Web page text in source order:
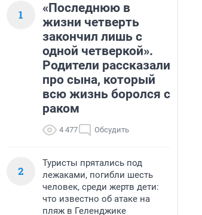
1
«Последнюю в
жизни четверть
закончил лишь с
одной четверкой».
Родители рассказали
про сына, который
всю жизнь боролся с
раком
4 477 Обсудить
2
Туристы прятались под
лежаками, погибли шесть
человек, среди жертв дети:
что известно об атаке на
пляж в Геленджике